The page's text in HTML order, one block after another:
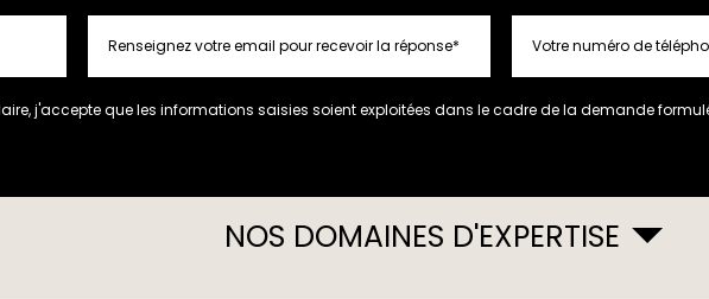
j'accepte que les informations saisies soient exploitées dans le cadre de la demande
NOS DOMAINES D'EXPERTISE